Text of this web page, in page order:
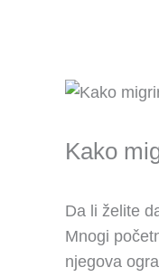
Kako
Da li želite
Mnogi
njegova